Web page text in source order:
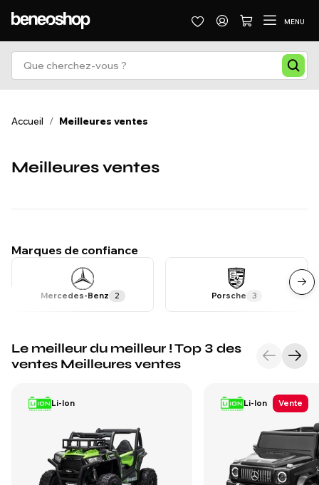
MENU
Accueil / Meilleures ventes
Meilleures ventes
Marques de confiance
Mercedes-Benz 2 Porsche 3
Le meilleur du meilleur ! Top 3 des
ventes Meilleures ventes
Li-Ion Li-Ion Vente